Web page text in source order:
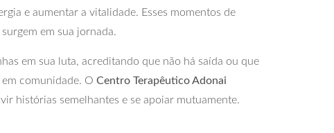
e aumentar a vitalidade. Esses momentos de
em sua jornada.
em sua luta, acreditando que não há saída ou que
comunidade. O Centro Terapêutico Adonai
histórias semelhantes e se apoiar mutuamente.